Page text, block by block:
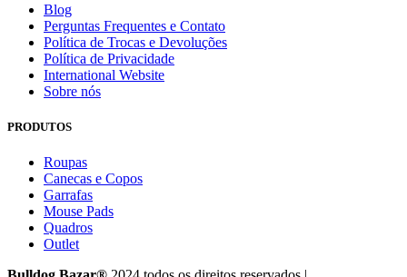
Blog
Perguntas Frequentes e Contato
Política de Trocas e Devoluções
Política de Privacidade
International Website
Sobre nós
PRODUTOS
Roupas
Canecas e Copos
Garrafas
Mouse Pads
Quadros
Outlet